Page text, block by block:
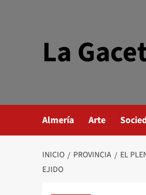
La
Almería Arte
INICIO PROVINCIA
EL
EJIDO